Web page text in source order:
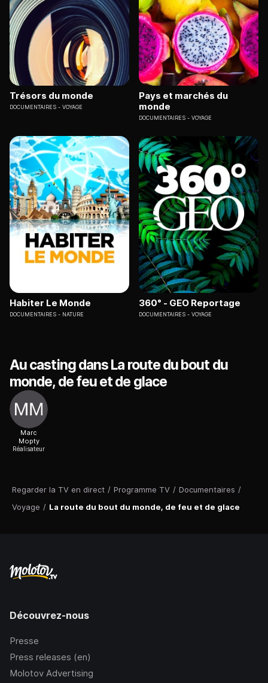
Regarder la TV en direct / Programme TV / Documentaires /
Voyage / La route du bout du monde, de feu et de glace
Trésors du monde
DOCUMENTAIRES VOYAGE
Pays et marchés du
monde
DOCUMENTAIRES VOYAGE
Habiter Le Monde
DOCUMENTAIRES NATURE
360° - GEO Reportage
DOCUMENTAIRES VOYAGE
Au casting dans La route du bout du
monde, de feu et de glace
Marc
Mopty
Réalisateur
Découvrez-nous
Presse
Press releases (en)
Molotov Advertising